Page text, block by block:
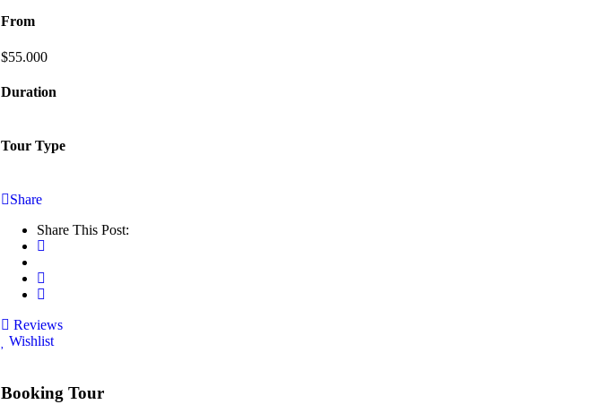
From
$55.000
Duration
Tour Type
Share
Share This Post:
Reviews
Wishlist
Booking Tour